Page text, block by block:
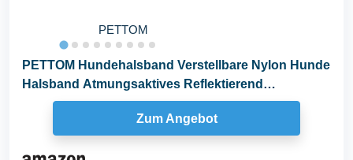
PETTOM
PETTOM Hundehalsband Verstellbare Nylon Hunde
Halsband Atmungsaktives Reflektierend
Halsband...
Zum Angebot